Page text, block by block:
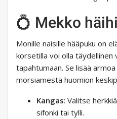
💍 Mekko
Monille naisille hääpuku on
korsetilla voi olla täydellinen
tapahtumaan. Se lisää
morsiamesta huomion
Kangas: Valitse
sifonki tai tylli.